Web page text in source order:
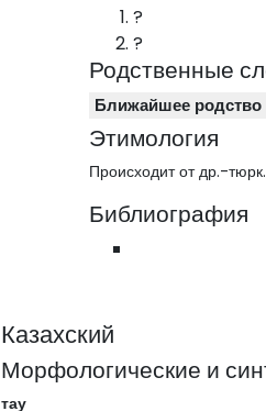
?
?
Родственные
Ближайшее родство
Этимология
Происходит от др.-
Библиография
Казахский
Морфологические и
тау